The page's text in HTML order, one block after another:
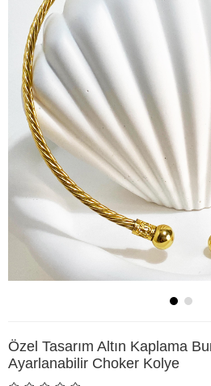
Özel Tasarım Altın Kaplama
Ayarlanabilir Choker Kolye